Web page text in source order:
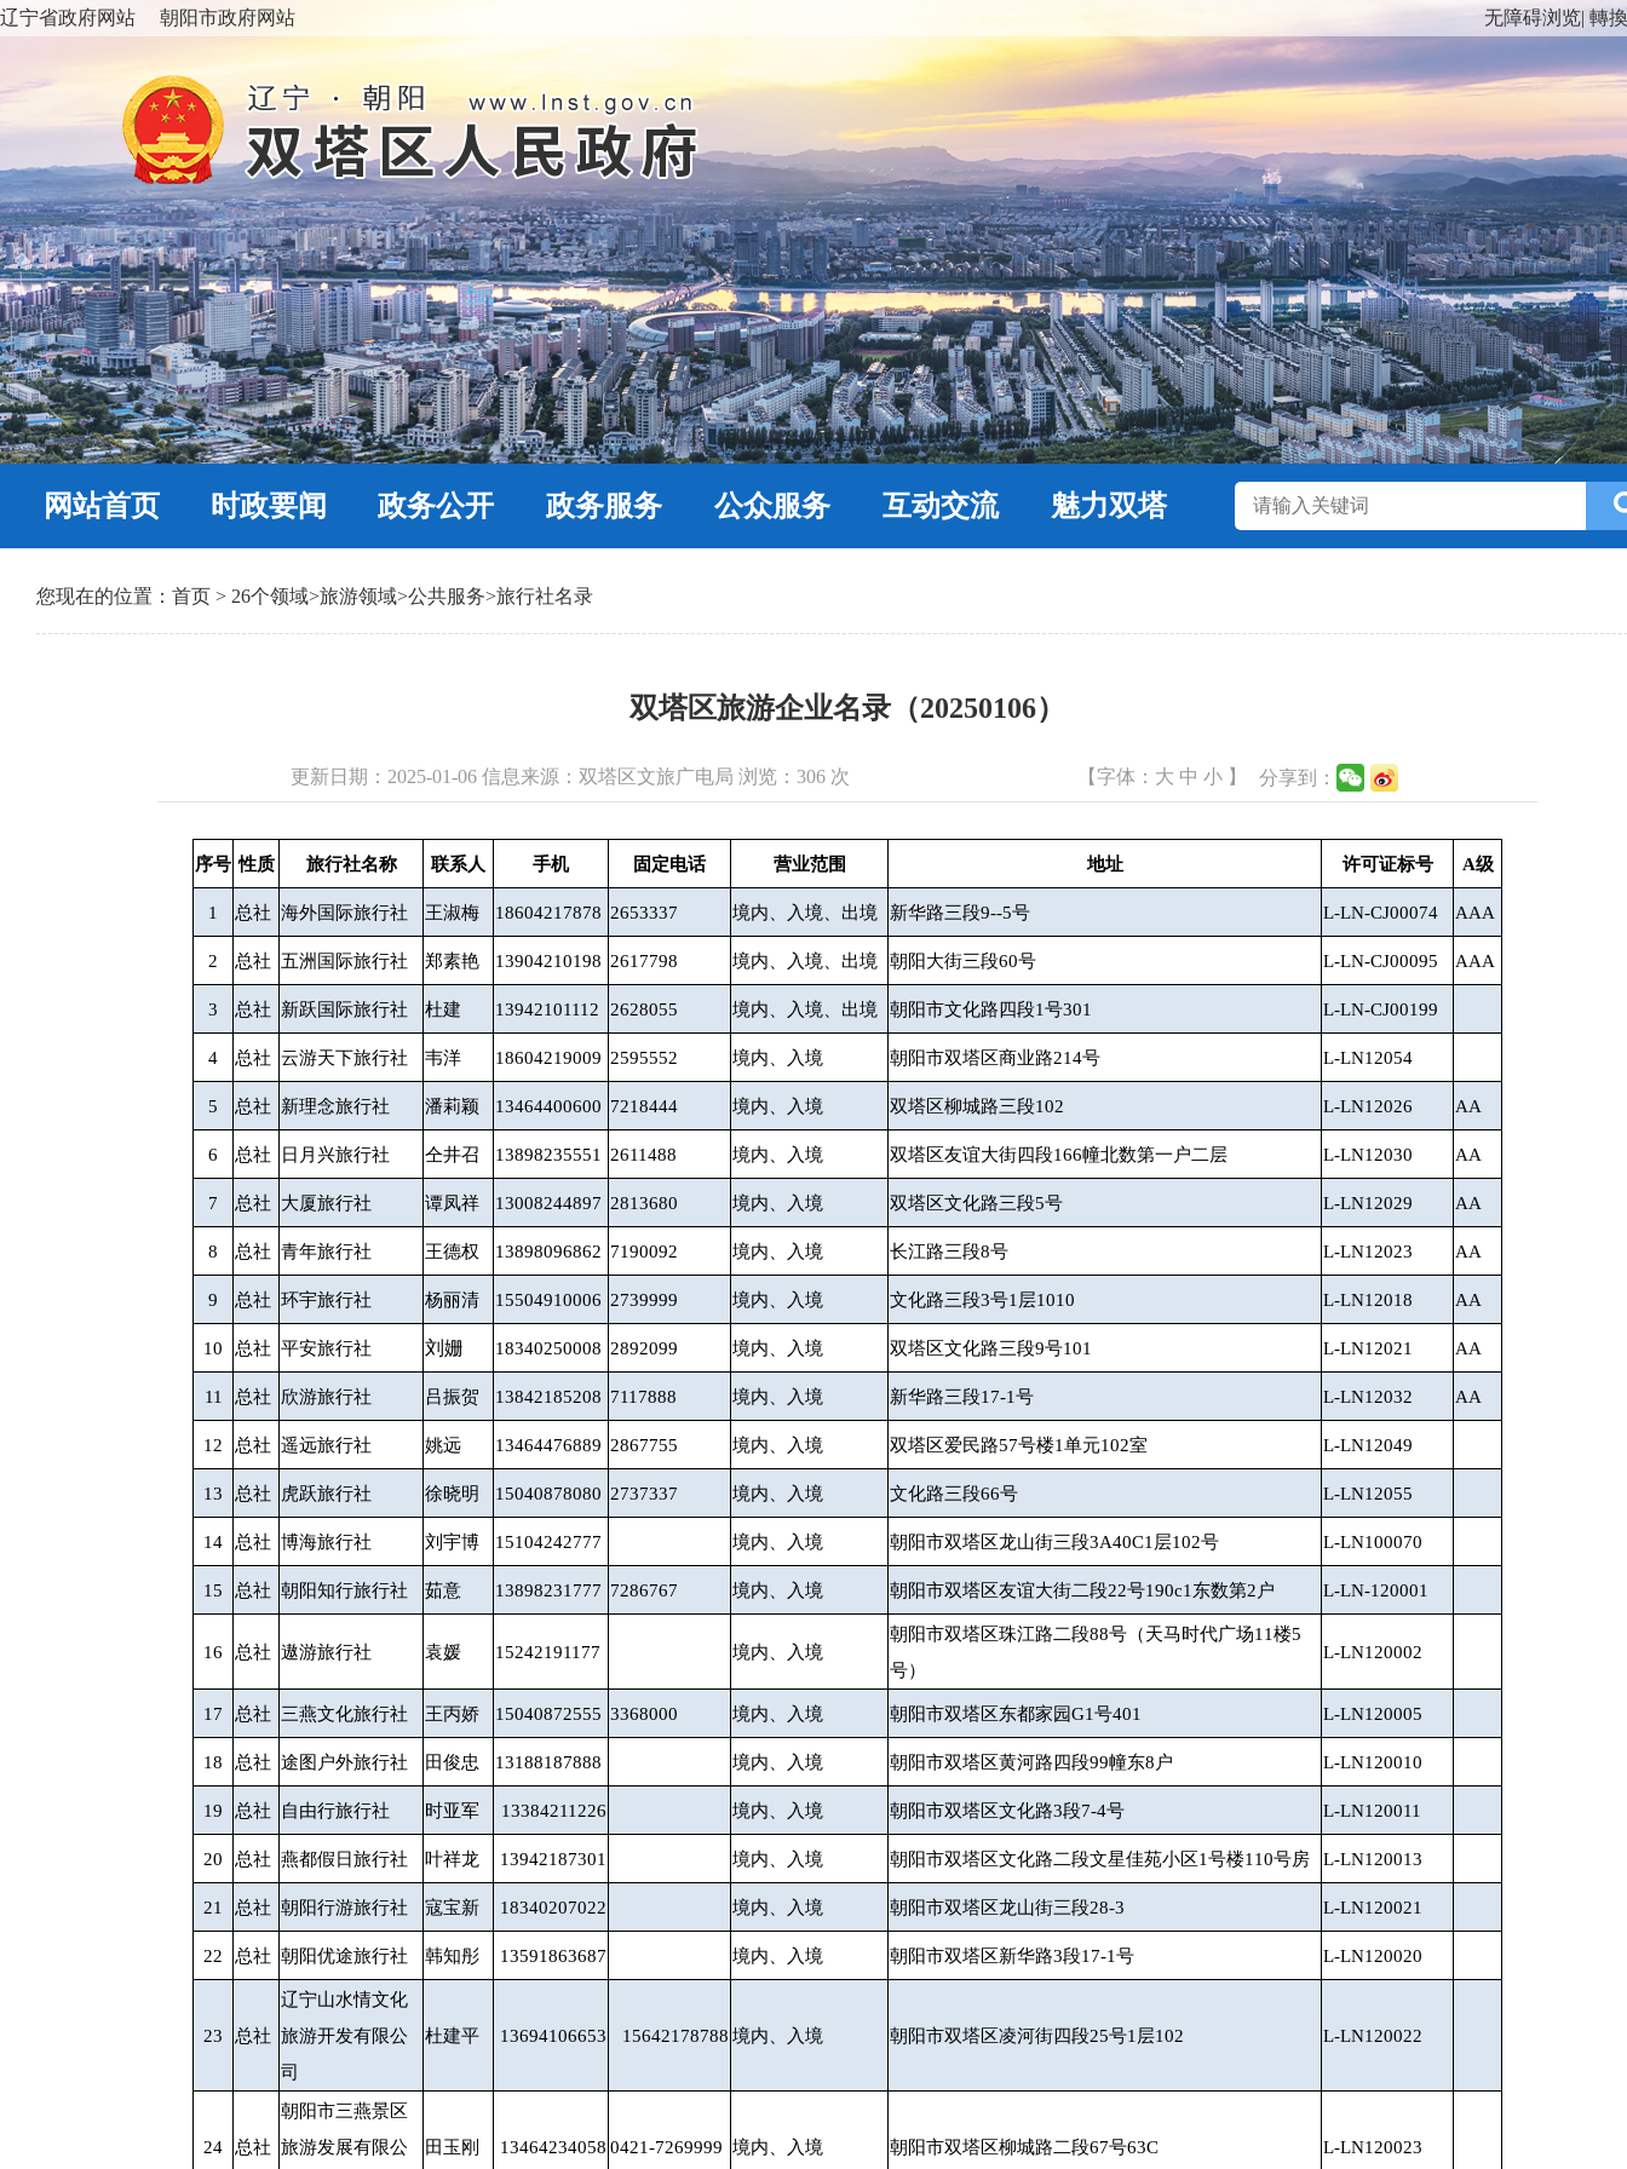
辽宁省政府网站 朝阳市政府网站 无障碍浏览| 轉
网站首页 时政要闻 政务公开 政务服务 公众服务 互动交流 魅力双塔
您现在的位置： 首页 > 26个领域>旅游领域>公共服务>旅行社名录
双塔区旅游企业名录（20250106）
更新日期：2025-01-06 信息来源：双塔区文旅广电局 浏览： 306 次 【字体： 大 中 小 】 分享到：
序号 性质 旅行社名称 联系人 手机 固定电话 营业范围 地址 许可证标号 A级
1 总社 海外国际旅行社 王淑梅 18604217878 2653337 境内、入境、出境 新华路三段9--5号 L-LN-CJ00074 AAA
2 总社 五洲国际旅行社 郑素艳 13904210198 2617798 境内、入境、出境 朝阳大街三段60号 L-LN-CJ00095 AAA
3 总社 新跃国际旅行社 杜建 13942101112 2628055 境内、入境、出境 朝阳市文化路四段1号301 L-LN-CJ00199
4 总社 云游天下旅行社 韦洋 18604219009 2595552 境内、入境 朝阳市双塔区商业路214号 L-LN12054
5 总社 新理念旅行社 潘莉颖 13464400600 7218444 境内、入境 双塔区柳城路三段102 L-LN12026 AA
6 总社 日月兴旅行社 仝井召 13898235551 2611488 境内、入境 双塔区友谊大街四段166幢北数第一户二层 L-LN12030 AA
7 总社 大厦旅行社 谭凤祥 13008244897 2813680 境内、入境 双塔区文化路三段5号 L-LN12029 AA
8 总社 青年旅行社 王德权 13898096862 7190092 境内、入境 长江路三段8号 L-LN12023 AA
9 总社 环宇旅行社 杨丽清 15504910006 2739999 境内、入境 文化路三段3号1层1010 L-LN12018 AA
10 总社 平安旅行社 刘姗 18340250008 2892099 境内、入境 双塔区文化路三段9号101 L-LN12021 AA
11 总社 欣游旅行社 吕振贺 13842185208 7117888 境内、入境 新华路三段17-1号 L-LN12032 AA
12 总社 遥远旅行社 姚远 13464476889 2867755 境内、入境 双塔区爱民路57号楼1单元102室 L-LN12049
13 总社 虎跃旅行社 徐晓明 15040878080 2737337 境内、入境 文化路三段66号 L-LN12055
14 总社 博海旅行社 刘宇博 15104242777 境内、入境 朝阳市双塔区龙山街三段3A40C1层102号 L-LN100070
15 总社 朝阳知行旅行社 茹意 13898231777 7286767 境内、入境 朝阳市双塔区友谊大街二段22号190c1东数第2户 L-LN-120001
16 总社 遨游旅行社 袁媛 15242191177 境内、入境
朝阳市双塔区珠江路二段88号（天马时代广场11楼5
号）
L-LN120002
17 总社 三燕文化旅行社 王丙娇 15040872555 3368000 境内、入境 朝阳市双塔区东都家园G1号401 L-LN120005
18 总社 途图户外旅行社 田俊忠 13188187888 境内、入境 朝阳市双塔区黄河路四段99幢东8户 L-LN120010
19 总社 自由行旅行社 时亚军 13384211226 境内、入境 朝阳市双塔区文化路3段7-4号 L-LN120011
20 总社 燕都假日旅行社 叶祥龙 13942187301 境内、入境 朝阳市双塔区文化路二段文星佳苑小区1号楼110号房 L-LN120013
21 总社 朝阳行游旅行社 寇宝新 18340207022 境内、入境 朝阳市双塔区龙山街三段28-3 L-LN120021
22 总社 朝阳优途旅行社 韩知彤 13591863687 境内、入境 朝阳市双塔区新华路3段17-1号 L-LN120020
23 总社
辽宁山水情文化
旅游开发有限公
司
杜建平 13694106653 15642178788 境内、入境 朝阳市双塔区凌河街四段25号1层102 L-LN120022
24 总社
朝阳市三燕景区
旅游发展有限公
田玉刚 13464234058 0421-7269999 境内、入境 朝阳市双塔区柳城路二段67号63C L-LN120023